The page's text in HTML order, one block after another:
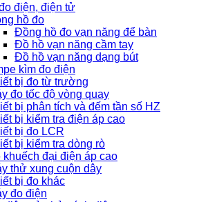
điện, điện tử
hồ đo
Đồng hồ đo vạn năng để bàn
Đồ hồ vạn năng cầm tay
Đồ hồ vạn năng dạng bút
kìm đo điện
bị đo từ trường
đo tốc độ vòng quay
bị phân tích và đếm tần số HZ
bị kiểm tra điện áp cao
bị đo LCR
bị kiểm tra dòng rò
khuếch đại điện áp cao
thử xung cuộn dây
bị đo khác
đo điện